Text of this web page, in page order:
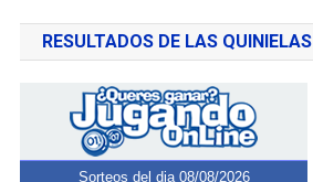
RESULTADOS DE LAS QUINIELAS